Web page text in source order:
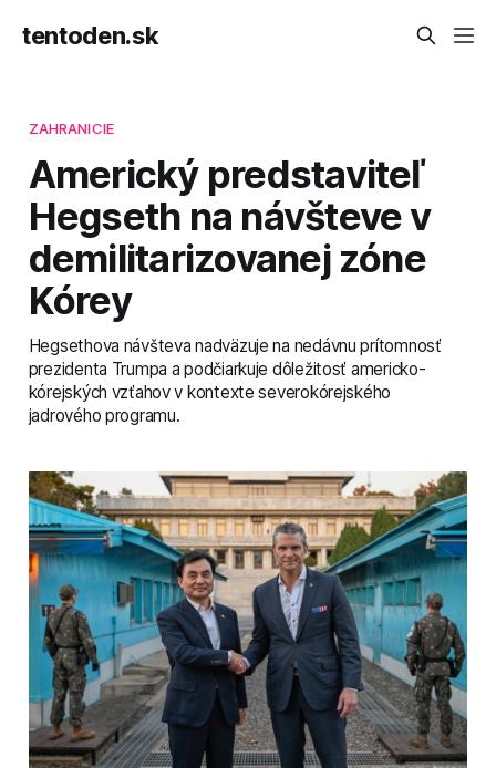
tentoden.sk
ZAHRANICIE
Americký predstaviteľ
Hegseth na návšteve v
demilitarizovanej zóne
Kórey
Hegsethova návšteva nadväzuje na nedávnu prítomnosť
prezidenta Trumpa a podčiarkuje dôležitosť americko-
kórejských vzťahov v kontexte severokórejského
jadrového programu.